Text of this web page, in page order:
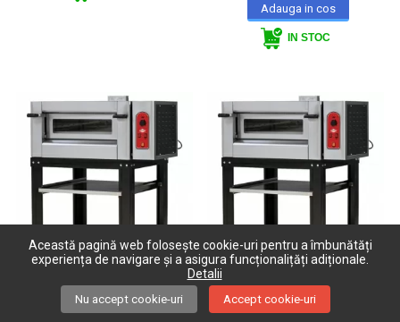
IN STOC
Cuptor pentru pizza pe
gaz - 4 pizza / 30 cm
Cuptor pentru pizza pe
gaz - 6 pizza / 30 cm
Această pagină web folosește cookie-uri pentru a îmbunătăți
experiența de navigare și a asigura funcționalițăți adiționale.
Detalii
Nu accept cookie-uri Accept cookie-uri